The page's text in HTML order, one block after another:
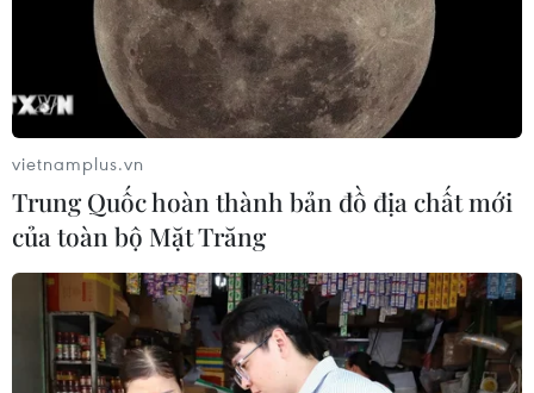
vietnamplus.vn
Trung Quốc hoàn thành bản đồ địa chất mới
của toàn bộ Mặt Trăng